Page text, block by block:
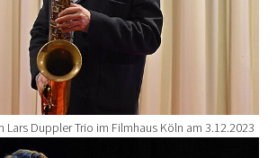
Lars Duppler Trio im Filmhaus Köln am 3.12.2023
for: